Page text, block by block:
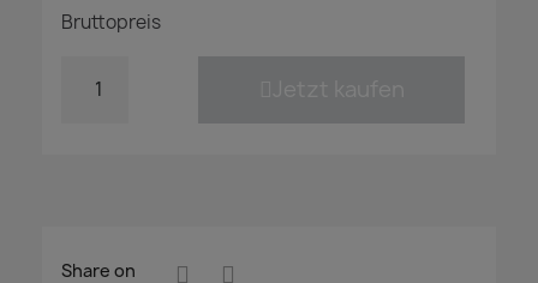
Bruttopreis
Share on